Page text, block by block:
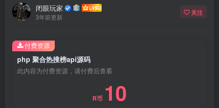
闭眼玩家
3年前更新
关注
php 聚合热搜榜api源码
此内容为付费资源，请付费后查看
R币 10
付费资源